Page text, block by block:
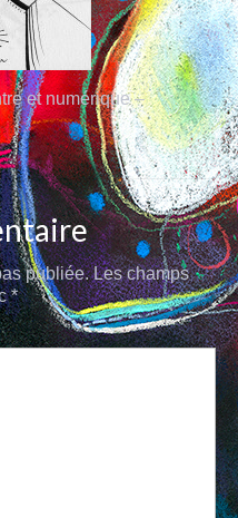
et numérique –
publiée. Les champs
*